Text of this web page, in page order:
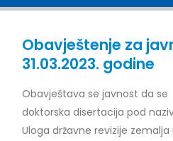
Obavještenje za
31.03.2023. godine
Obavještava se javnost da se
doktorska disertacija pod
Uloga državne revizije zemalja
Prof. dr Dario Galić – rezultati
24/07/2026